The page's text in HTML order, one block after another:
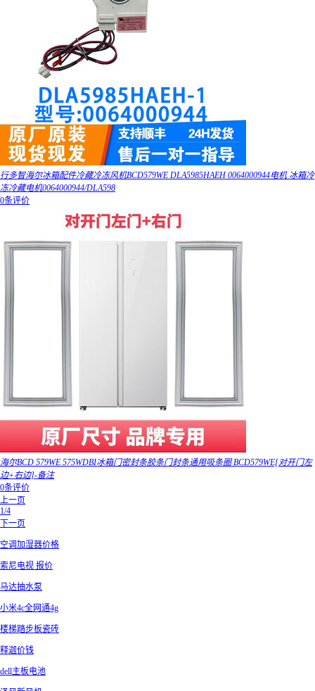
行多智海尔冰箱配件冷藏冷冻风机BCD579WE DLA5985HAEH 0064000944电机 冰箱冷
冻冷藏电机0064000944/DLA598
0条评价
海尔BCD 579WE 575WDBI冰箱门密封条胶条门封条通用吸条圈 BCD579WE[对开门左
边+右边]-备注
0条评价
上一页
1/4
下一页
空调加湿器价格
索尼电视 报价
马达抽水泵
小米4c全网通4g
楼梯踏步板瓷砖
释迦价钱
dell主板电池